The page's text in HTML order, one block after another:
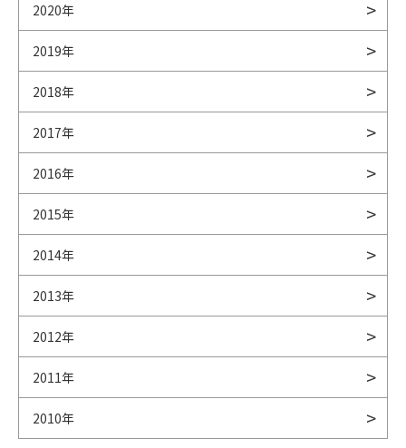
2020年
2019年
2018年
2017年
2016年
2015年
2014年
2013年
2012年
2011年
2010年